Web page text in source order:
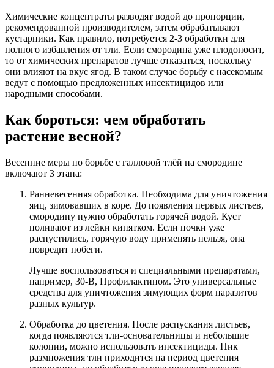
Химические концентраты разводят водой до пропорции,
рекомендованной производителем, затем обрабатывают
кустарники. Как правило, потребуется 2-3 обработки для
полного избавления от тли. Если смородина уже плодоносит,
то от химических препаратов лучше отказаться, поскольку
они влияют на вкус ягод. В таком случае борьбу с насекомым
ведут с помощью предложенных инсектицидов или
народными способами.
Как бороться: чем обработать
растение весной?
Весенние меры по борьбе с галловой тлёй на смородине
включают 3 этапа:
Ранневесенняя обработка. Необходима для уничтожения
яиц, зимовавших в коре. До появления первых листьев,
смородину нужно обработать горячей водой. Куст
поливают из лейки кипятком. Если почки уже
распустились, горячую воду применять нельзя, она
повредит побеги.
Лучше воспользоваться и специальными препаратами,
например, 30-В, Профилактином. Это универсальные
средства для уничтожения зимующих форм паразитов
разных культур.
Обработка до цветения. После распускания листьев,
когда появляются тли-основательницы и небольшие
колонии, можно использовать инсектициды. Пик
размножения тли приходится на период цветения